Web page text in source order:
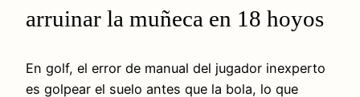
arruinar la muñeca en 18 hoyos
En golf, el error de manual del jugador inexperto
es golpear el suelo antes que la bola, lo que